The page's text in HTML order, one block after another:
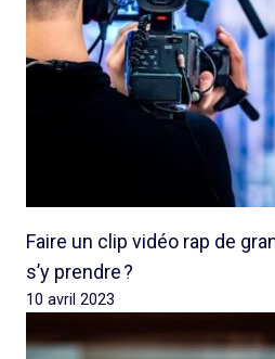
Faire un clip vidéo rap de
s’y prendre ?
10 avril 2023